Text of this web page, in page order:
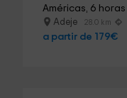
Américas, 6 horas
Adeje 28.0 km
a partir de 179€